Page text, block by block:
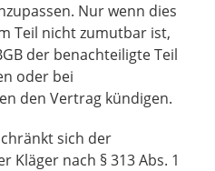
Nur wenn dies
Teil nicht zumutbar ist,
der benachteiligte Teil
oder bei
den Vertrag kündigen.
sich der
Kläger nach § 313 Abs. 1